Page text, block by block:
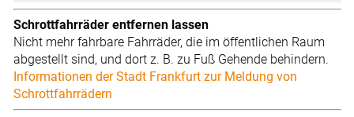
Schrottfahrräder entfernen lassen
Nicht mehr fahrbare Fahrräder, die im öffentlichen Raum
abgestellt sind, und dort z. B. zu Fuß Gehende behindern.
Informationen der Stadt Frankfurt zur Meldung von
Schrottfahrrädern